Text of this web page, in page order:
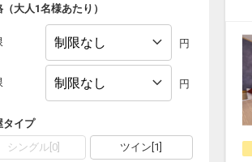
（大人1名様あたり）
円
円
タイプ
シングル 0 ツイン 1